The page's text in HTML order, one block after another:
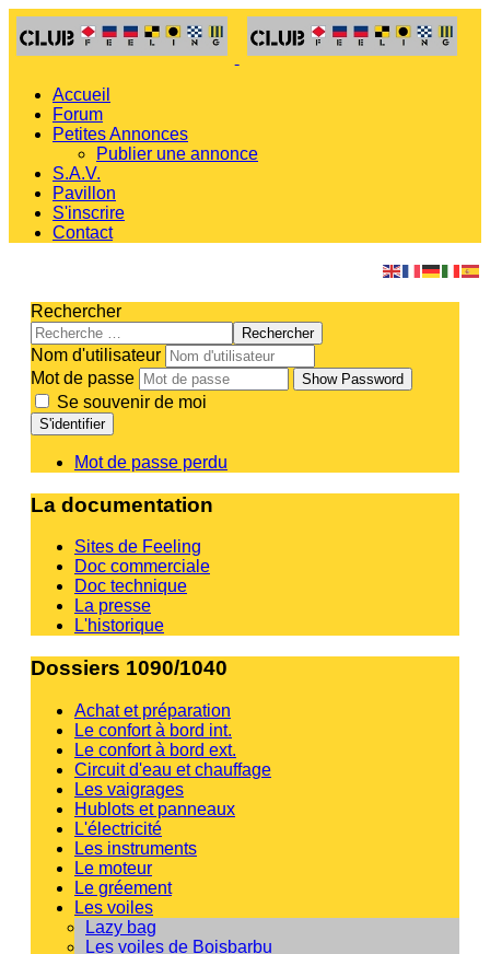
Accueil
Forum
Petites Annonces
Publier une annonce
S.A.V.
Pavillon
S'inscrire
Contact
Rechercher
Rechercher
Nom d'utilisateur
Mot de passe
Show Password
Se souvenir de moi
S'identifier
Mot de passe perdu
La documentation
Sites de Feeling
Doc commerciale
Doc technique
La presse
L'historique
Dossiers 1090/1040
Achat et préparation
Le confort à bord int.
Le confort à bord ext.
Circuit d'eau et chauffage
Les vaigrages
Hublots et panneaux
L'électricité
Les instruments
Le moteur
Le gréement
Les voiles
Lazy bag
Les voiles de Boisbarbu